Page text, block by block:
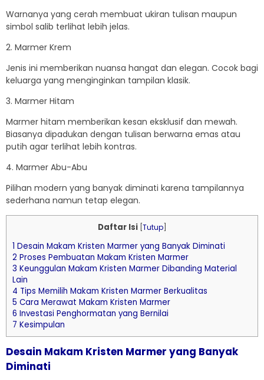
Warnanya yang cerah membuat ukiran tulisan maupun
simbol salib terlihat lebih jelas.
2. Marmer Krem
Jenis ini memberikan nuansa hangat dan elegan. Cocok bagi
keluarga yang menginginkan tampilan klasik.
3. Marmer Hitam
Marmer hitam memberikan kesan eksklusif dan mewah.
Biasanya dipadukan dengan tulisan berwarna emas atau
putih agar terlihat lebih kontras.
4. Marmer Abu-Abu
Pilihan modern yang banyak diminati karena tampilannya
sederhana namun tetap elegan.
Daftar Isi Tutup]
1 Desain Makam Kristen Marmer yang Banyak Diminati
2 Proses Pembuatan Makam Kristen Marmer
3 Keunggulan Makam Kristen Marmer Dibanding Material
Lain
4 Tips Memilih Makam Kristen Marmer Berkualitas
5 Cara Merawat Makam Kristen Marmer
6 Investasi Penghormatan yang Bernilai
7 Kesimpulan
Desain Makam Kristen Marmer yang Banyak
Diminati